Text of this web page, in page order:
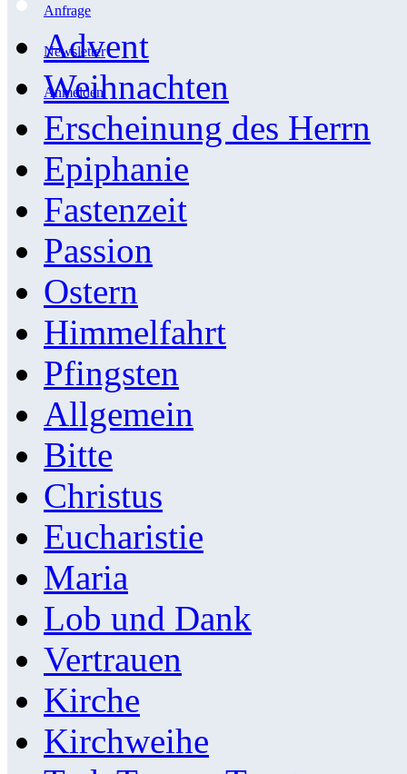
Anfrage
Newsletter
Anmelden
Advent
Weihnachten
Erscheinung des Herrn
Epiphanie
Fastenzeit
Passion
Ostern
Himmelfahrt
Pfingsten
Allgemein
Bitte
Christus
Eucharistie
Maria
Lob und Dank
Vertrauen
Kirche
Kirchweihe